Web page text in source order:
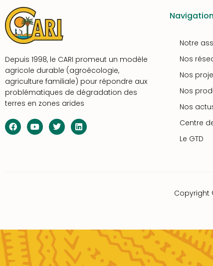
Depuis 1998, le CARI promeut un modèle
agricole durable (agroécologie,
agriculture familiale) pour répondre aux
problématiques de dégradation des
terres en zones arides
Navigation
Notre
Nos
Nos
Nos
Nos
Centre
Le GTD
Copyright